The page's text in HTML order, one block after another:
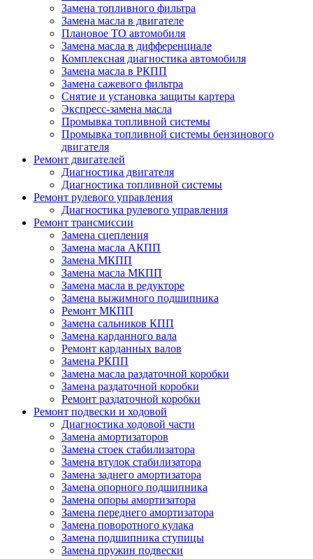
Замена топливного фильтра
Замена масла в двигателе
Плановое ТО автомобиля
Замена масла в дифференциале
Комплексная диагностика автомобиля
Замена масла в РКПП
Замена сажевого фильтра
Снятие и установка защиты картера
Экспресс-замена масла
Промывка топливной системы
Промывка топливной системы бензинового
двигателя
Ремонт двигателей
Диагностика двигателя
Диагностика топливной системы
Ремонт рулевого управления
Диагностика рулевого управления
Ремонт трансмиссии
Замена сцепления
Замена масла АКПП
Замена МКПП
Замена масла МКПП
Замена масла в редукторе
Замена выжимного подшипника
Ремонт МКПП
Замена сальников КПП
Замена карданного вала
Ремонт карданных валов
Замена РКПП
Замена масла раздаточной коробки
Замена раздаточной коробки
Ремонт раздаточной коробки
Ремонт подвески и ходовой
Диагностика ходовой части
Замена амортизаторов
Замена стоек стабилизатора
Замена втулок стабилизатора
Замена заднего амортизатора
Замена опорного подшипника
Замена опоры амортизатора
Замена переднего амортизатора
Замена поворотного кулака
Замена подшипника ступицы
Замена пружин подвески